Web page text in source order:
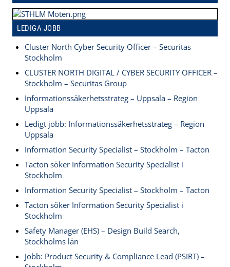
LEDIGA JOBB
Cluster North Cyber Security Officer – Securitas
Stockholm
CLUSTER NORTH DIGITAL / CYBER SECURITY OFFICER –
Stockholm – Securitas Group
Informationssäkerhetsstrateg – Uppsala – Region
Uppsala
Ledigt jobb: Informationssäkerhetsstrateg – Region
Uppsala
Information Security Specialist – Stockholm – Tacton
Tacton söker Information Security Specialist i
Stockholm
Information Security Specialist – Stockholm – Tacton
Tacton söker Information Security Specialist i
Stockholm
Safety Manager (EHS) – Design Build Search,
Stockholms län
Jobb: Product Security & Compliance Lead (PSIRT) –